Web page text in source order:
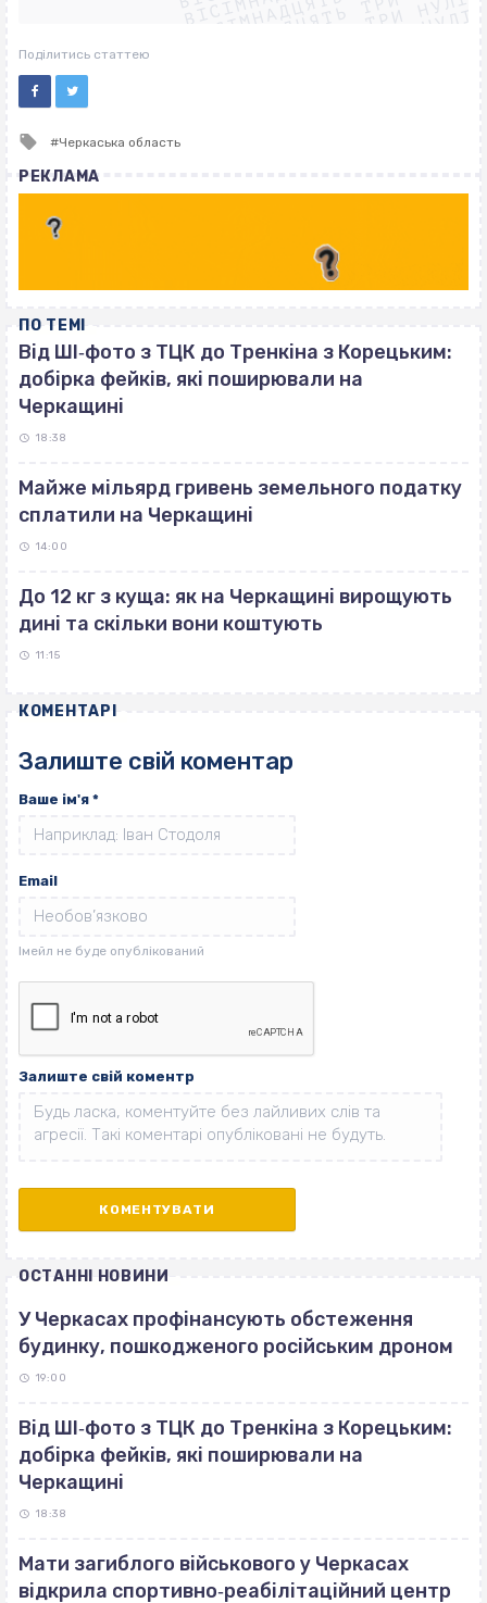
ВІСІМНАДЦЯТЬ ТРИ НУЛІ
ВІСІМНАДЦЯТЬ ТРИ НУЛІ
Поділитись статтею
Tagged
Черкаська область
РЕКЛАМА
ПО ТЕМІ
Від ШІ‐фото з ТЦК до Тренкіна з Корецьким:
добірка фейків, які поширювали на
Черкащині
18:38
Майже мільярд гривень земельного податку
сплатили на Черкащині
14:00
До 12 кг з куща: як на Черкащині вирощують
дині та скільки вони коштують
11:15
КОМЕНТАРІ
Залиште свій коментар
Ваше ім'я *
Email
Залиште свій коментр
ОСТАННІ НОВИНИ
У Черкасах профінансують обстеження
будинку, пошкодженого російським дроном
19:00
Від ШІ‐фото з ТЦК до Тренкіна з Корецьким:
добірка фейків, які поширювали на
Черкащині
18:38
Мати загиблого військового у Черкасах
відкрила спортивно‐реабілітаційний центр